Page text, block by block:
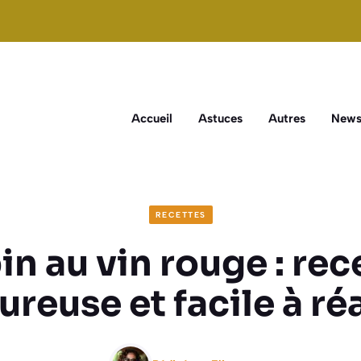
Accueil Astuces Autres News
RECETTES
au vin rouge :
et facile à